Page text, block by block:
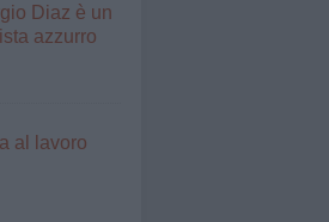
Diaz è un
azzurro
al lavoro